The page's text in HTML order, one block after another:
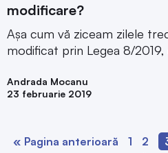
modificare?
Așa cum vă ziceam zilele
modificat prin Legea 8/
Andrada Mocanu
23 februarie 2019
« Pagina anterioară 1 2